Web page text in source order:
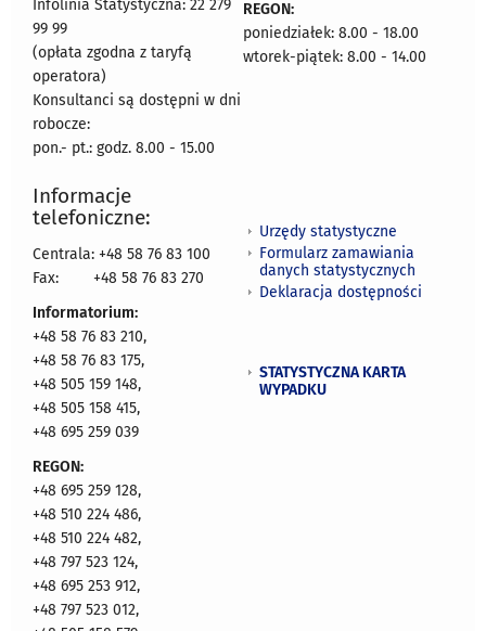
Infolinia Statystyczna: 22 279
99 99
(opłata zgodna z taryfą
operatora)
Konsultanci są dostępni w dni
robocze:
pon.- pt.: godz. 8.00 - 15.00
REGON:
poniedziałek: 8.00 - 18.00
wtorek-piątek: 8.00 - 14.00
Informacje
telefoniczne:
Centrala: +48 58 76 83 100
Fax:
+48 58 76 83 270
Informatorium:
+48 58 76 83 210,
+48 58 76 83 175,
+48 505 159 148,
+48 505 158 415,
+48 695 259 039
REGON:
+48 695 259 128,
+48 510 224 486,
+48 510 224 482,
+48 797 523 124,
+48 695 253 912,
+48 797 523 012,
Urzędy statystyczne
Formularz zamawiania
danych statystycznych
Deklaracja dostępności
STATYSTYCZNA KARTA
WYPADKU